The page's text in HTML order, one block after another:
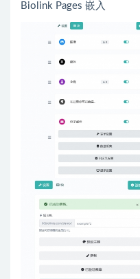
Biolink Pages 嵌入